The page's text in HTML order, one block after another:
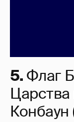
5. Флаг
Конбаун